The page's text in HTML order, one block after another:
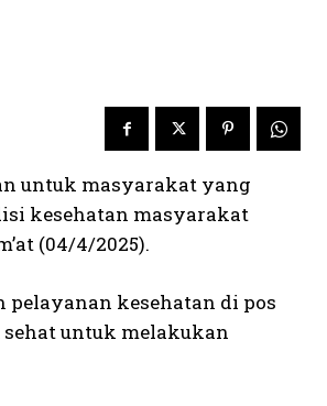
untuk masyarakat yang
kesehatan masyarakat
(04/4/2025).
pelayanan kesehatan di pos
untuk melakukan